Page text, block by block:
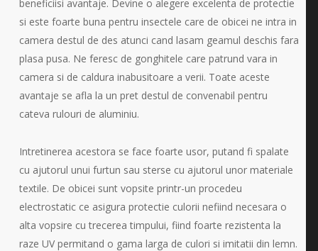
beneficiisi avantaje. Devine o alegere excelenta de protectie
si este foarte buna pentru insectele care de obicei ne intra in
camera destul de des atunci cand lasam geamul deschis fara
plasa pusa. Ne feresc de gonghitele care patrund vara in
camera si de caldura inabusitoare a verii. Toate aceste
avantaje se afla la un pret destul de convenabil pentru
cateva rulouri de aluminiu.
Intretinerea acestora se face foarte usor, putand fi spalate
cu ajutorul unui furtun sau sterse cu ajutorul unor materiale
textile. De obicei sunt vopsite printr-un procedeu
electrostatic ce asigura protectie culorii nefiind necesara o
alta vopsire cu trecerea timpului, fiind foarte rezistenta la
raze UV permitand o gama larga de culori si imitatii din lemn.